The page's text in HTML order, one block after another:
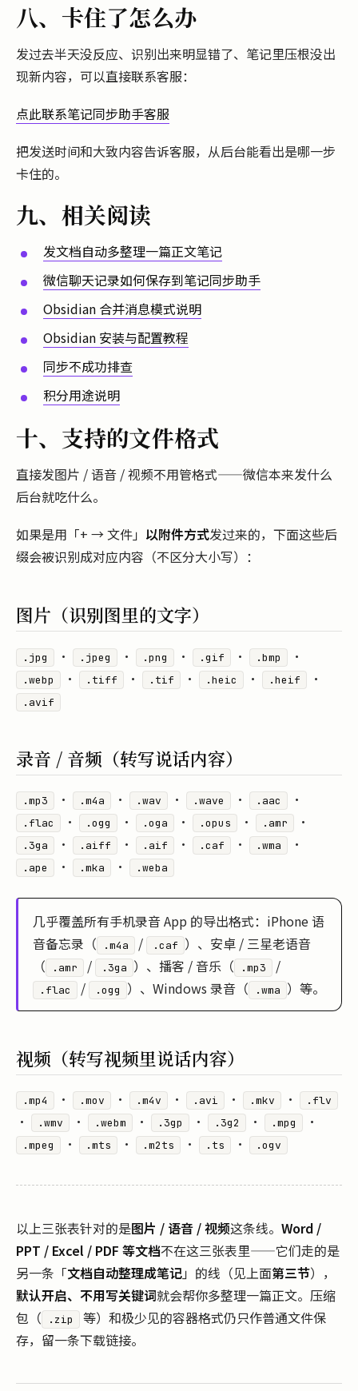
八、卡住了怎么办
发过去半天没反应、识别出来明显错了、笔记里压根没出
现新内容，可以直接联系客服：
点此联系笔记同步助手客服
把发送时间和大致内容告诉客服，从后台能看出是哪一步
卡住的。
九、相关阅读
发文档自动多整理一篇正文笔记
微信聊天记录如何保存到笔记同步助手
Obsidian 合并消息模式说明
Obsidian 安装与配置教程
同步不成功排查
积分用途说明
十、支持的文件格式
直接发图片 / 语音 / 视频不用管格式——微信本来发什么
后台就吃什么。
如果是用「+ → 文件」 以附件方式发过来的，下面这些后
缀会被识别成对应内容（不区分大小写）：
图片（识别图里的文字）
.jpg · .jpeg · .png · .gif · .bmp ·
.webp · .tiff · .tif · .heic · .heif ·
.avif
录音 / 音频（转写说话内容）
.mp3 · .m4a · .wav · .wave · .aac ·
.flac · .ogg · .oga · .opus · .amr ·
.3ga · .aiff · .aif · .caf · .wma ·
.ape · .mka · .weba
几乎覆盖所有手机录音 App 的导出格式：iPhone 语
音备忘录（
.m4a / .caf ）、安卓 / 三星老语音
（
.amr / .3ga ）、播客 / 音乐（ .mp3 /
.flac / .ogg ）、Windows 录音（ .wma ）等。
视频（转写视频里说话内容）
.mp4 · .mov · .m4v · .avi · .mkv · .flv
· .wmv · .webm · .3gp · .3g2 · .mpg ·
.mpeg · .mts · .m2ts · .ts · .ogv
以上三张表针对的是图片 / 语音 / 视频这条线。 Word /
PPT / Excel / PDF 等文档不在这三张表里——它们走的是
另一条「文档自动整理成笔记」的线（见上面第三节），
默认开启、不用写关键词就会帮你多整理一篇正文。压缩
包（
.zip
等）和极少见的容器格式仍只作普通文件保
存，留一条下载链接。